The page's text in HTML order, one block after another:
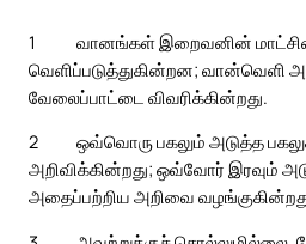
1
வானங்கள் இறைவனின்
வெளிப்படுத்துகின்றன; வான்வெளி
வேலைப்பாட்டை விவரிக்கின்றது.
2
ஒவ்வொரு பகலும் அடுத்த
அறிவிக்கின்றது; ஒவ்வோர் இரவும்
அதைப்பற்றிய அறிவை